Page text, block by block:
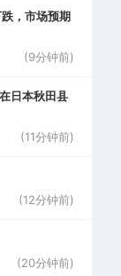
，市场预期
(9分钟前)
日本秋田县
(11分钟前)
(12分钟前)
(20分钟前)